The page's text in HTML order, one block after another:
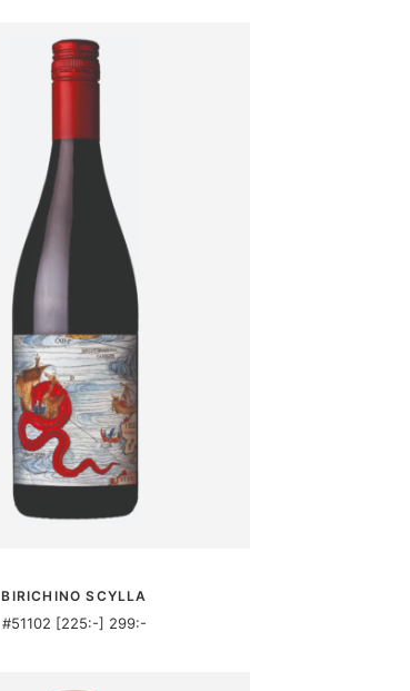
BIRICHINO SCYLLA
#51102 [225:-] 299:-